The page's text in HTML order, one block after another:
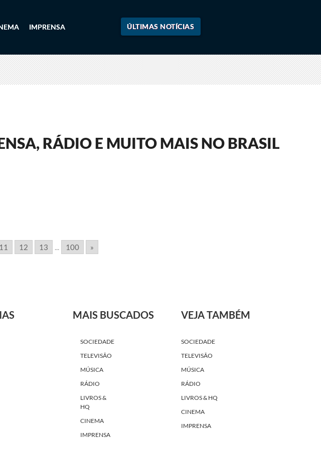
ÚLTIMAS NOTÍCIAS
IMPRENSA
RÁDIO E MUITO MAIS NO BRASIL
11 12 13 ... 100 »
MAIS BUSCADOS
SOCIEDADE
TELEVISÃO
MÚSICA
RÁDIO
LIVROS &
HQ
CINEMA
IMPRENSA
VEJA TAMBÉM
SOCIEDADE
TELEVISÃO
MÚSICA
RÁDIO
LIVROS & HQ
CINEMA
IMPRENSA